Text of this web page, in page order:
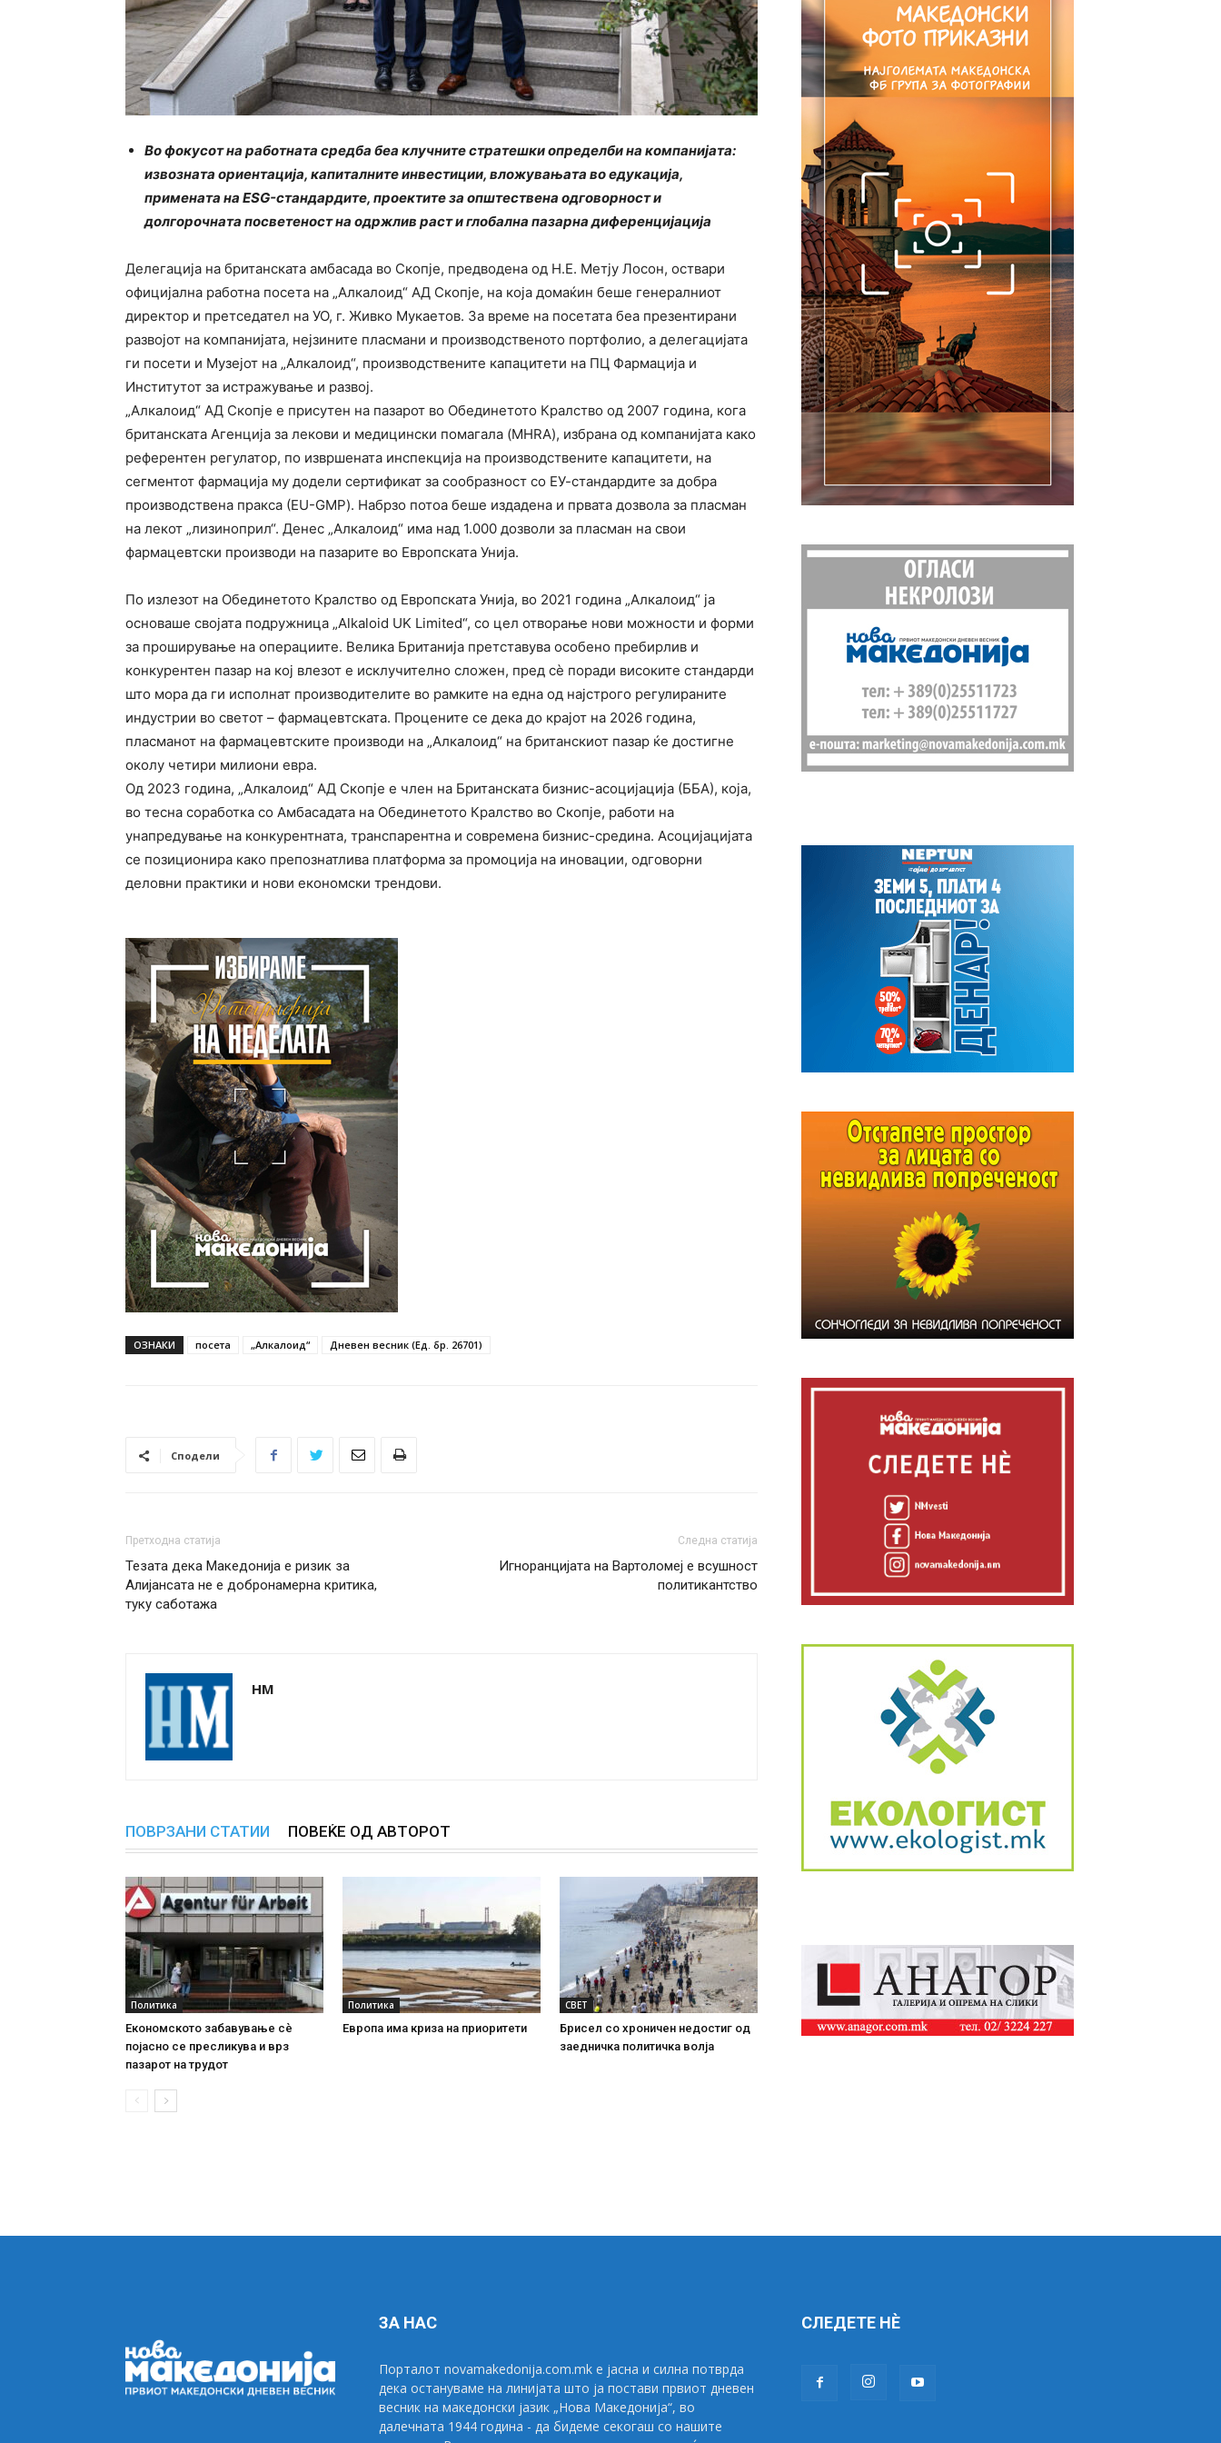
Во фокусот на работната средба беа клучните стратешки определби на компанијата:
извозната ориентација, капиталните инвестиции, вложувањата во едукација,
примената на ESG-стандардите, проектите за општествена одговорност и
долгорочната посветеност на одржлив раст и глобална пазарна диференцијација
Делегација на британската амбасада во Скопје, предводена од Н.Е. Метју Лосон, оствари
официјална работна посета на „Алкалоид“ АД Скопје, на која домаќин беше генералниот
директор и претседател на УО, г. Живко Мукаетов. За време на посетата беа презентирани
развојот на компанијата, нејзините пласмани и производственото портфолио, а делегацијата
ги посети и Музејот на „Алкалоид“, производствените капацитети на ПЦ Фармација и
Институтот за истражување и развој.
„Алкалоид“ АД Скопје е присутен на пазарот во Обединетото Кралство од 2007 година, кога
британската Агенција за лекови и медицински помагала (MHRA), избрана од компанијата како
референтен регулатор, по извршената инспекција на производствените капацитети, на
сегментот фармација му додели сертификат за сообразност со ЕУ-стандардите за добра
производствена пракса (ЕU-GMP). Набрзо потоа беше издадена и првата дозвола за пласман
на лекот „лизиноприл“. Денес „Алкалоид“ има над 1.000 дозволи за пласман на свои
фармацевтски производи на пазарите во Европската Унија.
По излезот на Обединетото Кралство од Европската Унија, во 2021 година „Алкалоид“ ја
основаше својата подружница „Alkaloid UK Limited“, со цел отворање нови можности и форми
за проширување на операциите. Велика Британија претставува особено пребирлив и
конкурентен пазар на кој влезот е исклучително сложен, пред сѐ поради високите стандарди
што мора да ги исполнат производителите во рамките на една од најстрого регулираните
индустрии во светот – фармацевтската. Процените се дека до крајот на 2026 година,
пласманот на фармацевтските производи на „Алкалоид“ на британскиот пазар ќе достигне
околу четири милиони евра.
Од 2023 година, „Алкалоид“ АД Скопје е член на Британската бизнис-асоцијација (ББА), која,
во тесна соработка со Амбасадата на Обединетото Кралство во Скопје, работи на
унапредување на конкурентната, транспарентна и современа бизнис-средина. Асоцијацијата
се позиционира како препознатлива платформа за промоција на иновации, одговорни
деловни практики и нови економски трендови.
ОЗНАКИ посета „Алкалоид“ Дневен весник (Ед. бр. 26701)
Сподели
Претходна статија
Тезата дека Македонија е ризик за
Алијансата не е добронамерна критика,
туку саботажа
Следна статија
Игноранцијата на Вартоломеј е всушност
политикантство
НМ
ПОВРЗАНИ СТАТИИ ПОВЕЌЕ ОД АВТОРОТ
Политика
Економското забавување сè
појасно се пресликува и врз
пазарот на трудот
Политика
Европа има криза на приоритети
СВЕТ
Брисел со хроничен недостиг од
заедничка политичка волја
ЗА НАС
Порталот novamakedonija.com.mk е јасна и силна потврда
дека остануваме на линијата што ја постави првиот дневен
весник на македонски јазик „Нова Македонија“, во
далечната 1944 година - да бидеме секогаш со нашите
СЛЕДЕТЕ НÈ